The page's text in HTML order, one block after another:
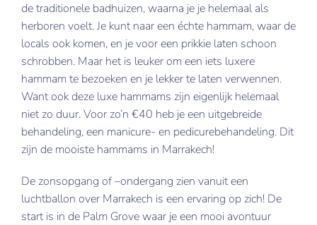
de traditionele badhuizen, waarna je je helemaal als
herboren voelt. Je kunt naar een échte hammam, waar de
locals ook komen, en je voor een prikkie laten schoon
schrobben. Maar het is leuker om een iets luxere
hammam te bezoeken en je lekker te laten verwennen.
Want ook deze luxe hammams zijn eigenlijk helemaal
niet zo duur. Voor zo’n €40 heb je een uitgebreide
behandeling, een manicure- en pedicurebehandeling. Dit
zijn de mooiste hammams in Marrakech!
De zonsopgang of –ondergang zien vanuit een
luchtballon over Marrakech is een ervaring op zich! De
start is in de Palm Grove waar je een mooi avontuur